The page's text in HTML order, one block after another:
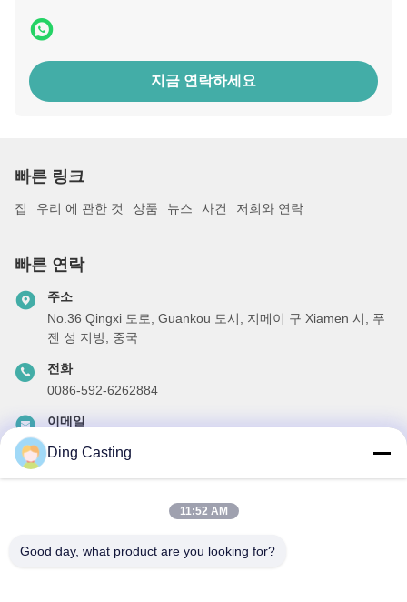
지금 연락하세요
빠른 링크
집 우리 에 관한 것 상품 뉴스 사건 저희와 연락
빠른 연락
주소
No.36 Qingxi 도로, Guankou 도시, 지메이 구 Xiamen 시, 푸
젠 성 지방, 중국
전화
0086-592-6262884
이메일
할인 및 더 많은 정보를 얻기 위해 뉴스레터에 가입하십시오.
Ding Casting
11:52 AM
Good day, what product are you looking for?